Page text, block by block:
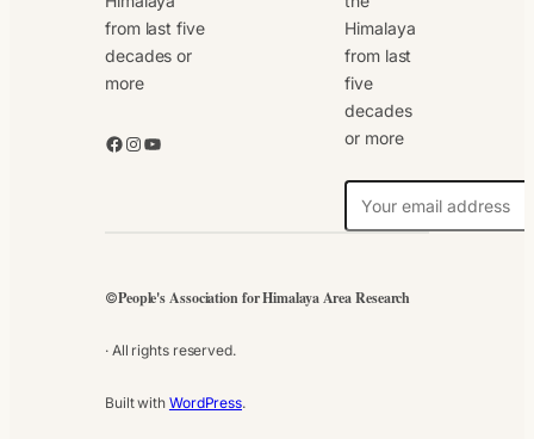
from last five
decades or
more
Facebook Instagram YouTube
Himalaya
from last
five
decades
or more
l
©People's Association for Himalaya Area Research
· All rights reserved.
Built with WordPress.